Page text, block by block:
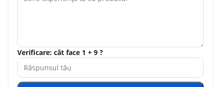
Verificare: cât face 1 + 9 ?